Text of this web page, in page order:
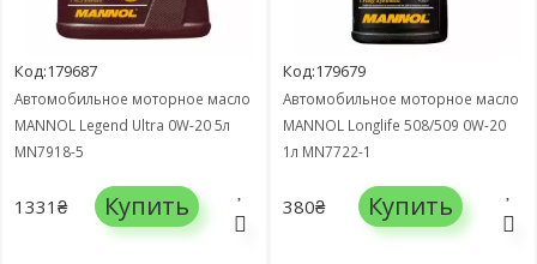
Код:179687
Автомобильное моторное масло
MANNOL Legend Ultra 0W-20 5л
MN7918-5
1331₴ Купить
Код:179679
Автомобильное моторное масло
MANNOL Longlife 508/509 0W-20
1л MN7722-1
380₴ Купить